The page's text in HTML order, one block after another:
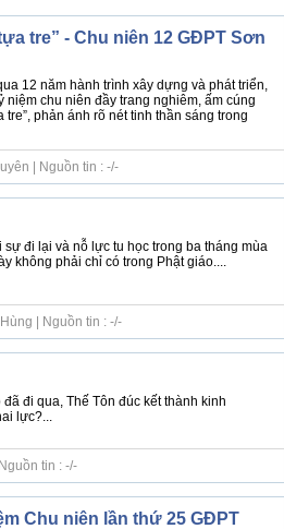
tre” - Chu niên 12 GĐPT Sơn
12 năm hành trình xây dựng và phát triển,
niệm chu niên đầy trang nghiêm, ấm cúng
phản ánh rõ nét tinh thần sáng trong
| Nguồn tin : -/-
đi lại và nỗ lực tu học trong ba tháng mùa
không phải chỉ có trong Phật giáo....
| Nguồn tin : -/-
đi qua, Thế Tôn đúc kết thành kinh
lực?...
tin : -/-
Chu niên lần thứ 25 GĐPT